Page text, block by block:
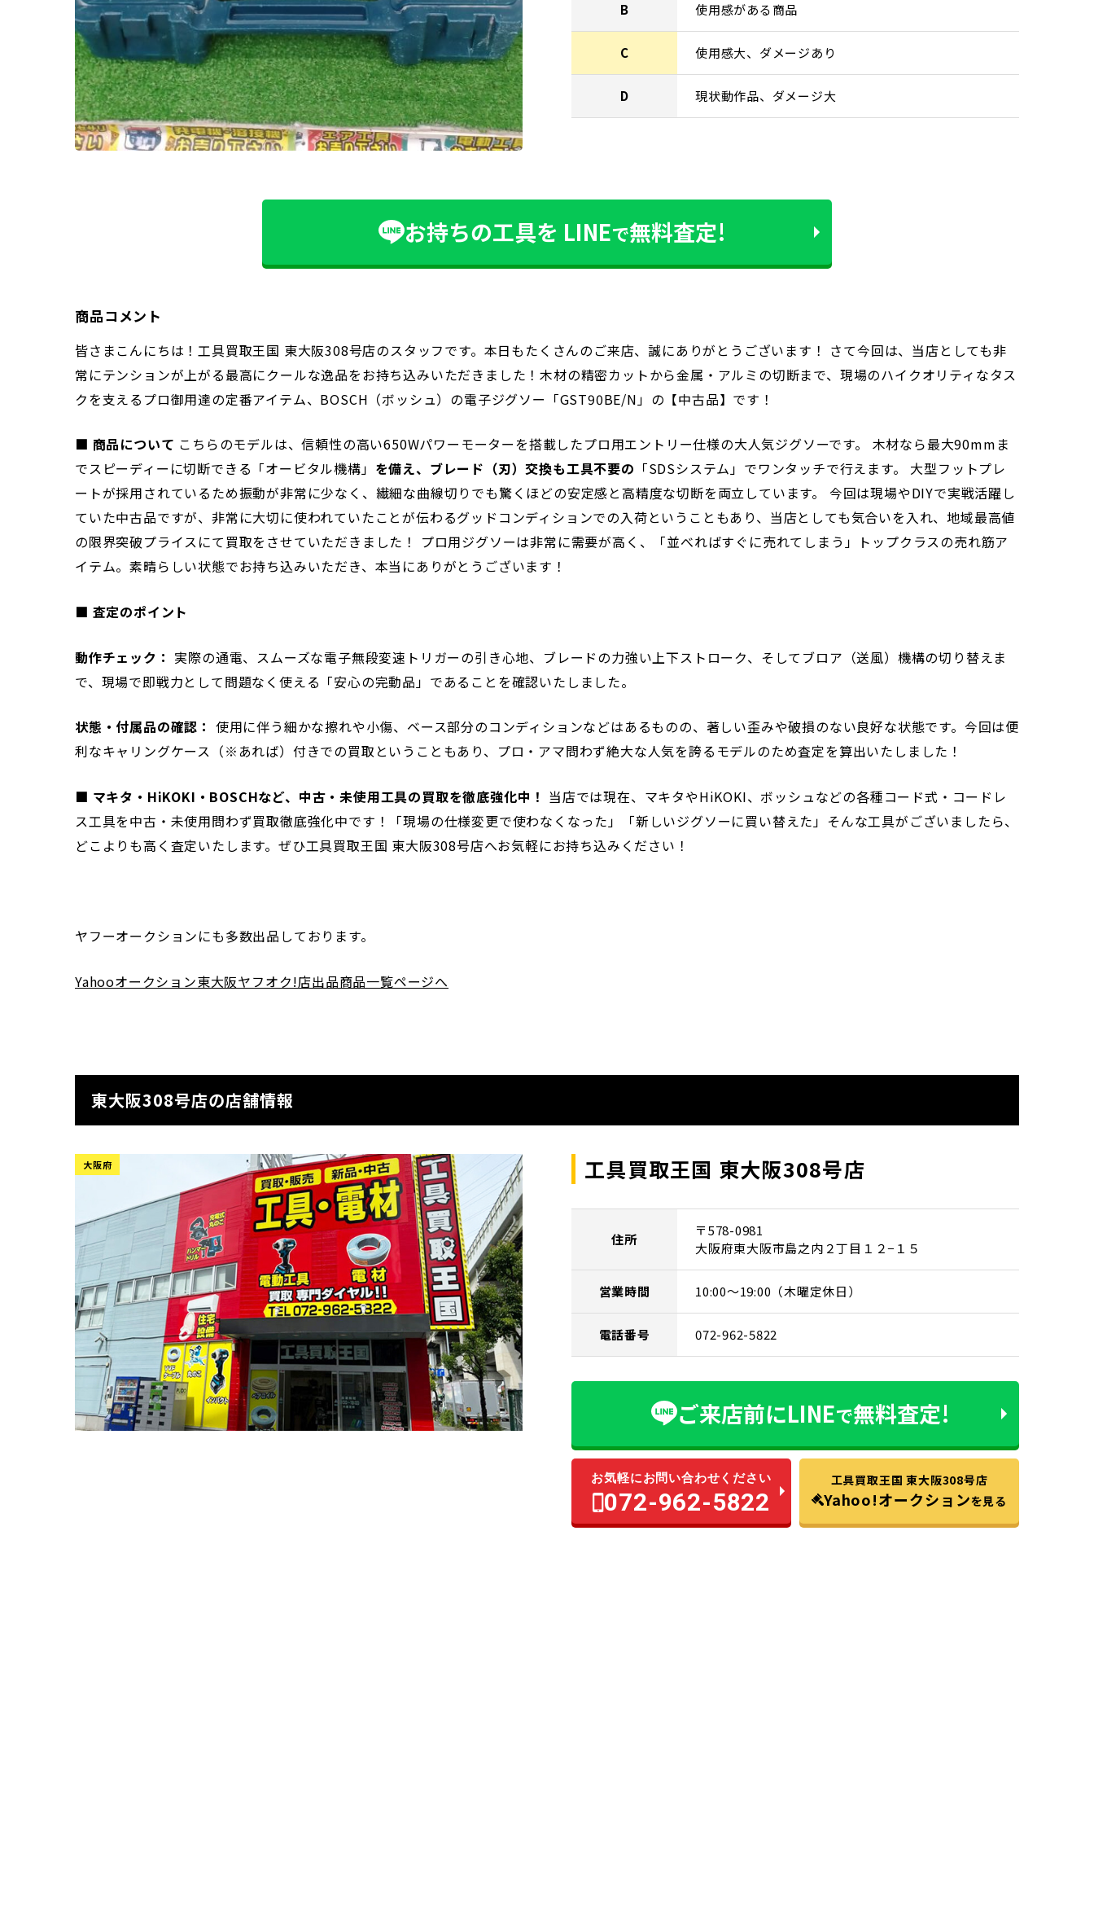
B 使用感がある商品
C 使用感大、ダメージあり
D 現状動作品、ダメージ大
お持ちの工具を LINEで無料査定!
商品コメント
皆さまこんにちは！工具買取王国 東大阪308号店のスタッフです。本日もたくさんのご来店、誠にありがとうございます！ さて今回は、当店としても非
常にテンションが上がる最高にクールな逸品をお持ち込みいただきました！木材の精密カットから金属・アルミの切断まで、現場のハイクオリティなタス
クを支えるプロ御用達の定番アイテム、BOSCH（ボッシュ）の電子ジグソー「GST90BE/N」の【中古品】です！
■ 商品について こちらのモデルは、信頼性の高い650Wパワーモーターを搭載したプロ用エントリー仕様の大人気ジグソーです。 木材なら最大90mmま
でスピーディーに切断できる「オービタル機構」 を備え、ブレード（刃）交換も工具不要の 「SDSシステム」でワンタッチで行えます。 大型フットプレ
ートが採用されているため振動が非常に少なく、繊細な曲線切りでも驚くほどの安定感と高精度な切断を両立しています。 今回は現場やDIYで実戦活躍し
ていた中古品ですが、非常に大切に使われていたことが伝わるグッドコンディションでの入荷ということもあり、当店としても気合いを入れ、地域最高値
の限界突破プライスにて買取をさせていただきました！ プロ用ジグソーは非常に需要が高く、「並べればすぐに売れてしまう」トップクラスの売れ筋ア
イテム。素晴らしい状態でお持ち込みいただき、本当にありがとうございます！
■ 査定のポイント
動作チェック： 実際の通電、スムーズな電子無段変速トリガーの引き心地、ブレードの力強い上下ストローク、そしてブロア（送風）機構の切り替えま
で、現場で即戦力として問題なく使える「安心の完動品」であることを確認いたしました。
状態・付属品の確認： 使用に伴う細かな擦れや小傷、ベース部分のコンディションなどはあるものの、著しい歪みや破損のない良好な状態です。今回は便
利なキャリングケース（※あれば）付きでの買取ということもあり、プロ・アマ問わず絶大な人気を誇るモデルのため査定を算出いたしました！
■ マキタ・HiKOKI・BOSCHなど、中古・未使用工具の買取を徹底強化中！ 当店では現在、マキタやHiKOKI、ボッシュなどの各種コード式・コードレ
ス工具を中古・未使用問わず買取徹底強化中です！「現場の仕様変更で使わなくなった」「新しいジグソーに買い替えた」そんな工具がございましたら、
どこよりも高く査定いたします。ぜひ工具買取王国 東大阪308号店へお気軽にお持ち込みください！
ヤフーオークションにも多数出品しております。
Yahooオークション東大阪ヤフオク!店出品商品一覧ページへ
東大阪308号店の店舗情報
大阪府 工具買取王国 東大阪308号店
住所
〒578-0981
大阪府東大阪市島之内２丁目１２−１５
営業時間 10:00～19:00（木曜定休日）
電話番号 072-962-5822
ご来店前にLINEで無料査定!
お気軽にお問い合わせください
072-962-5822
工具買取王国 東大阪308号店
Yahoo!オークションを見る